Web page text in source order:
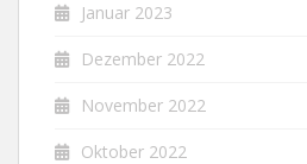
Januar 2023
Dezember 2022
November 2022
Oktober 2022